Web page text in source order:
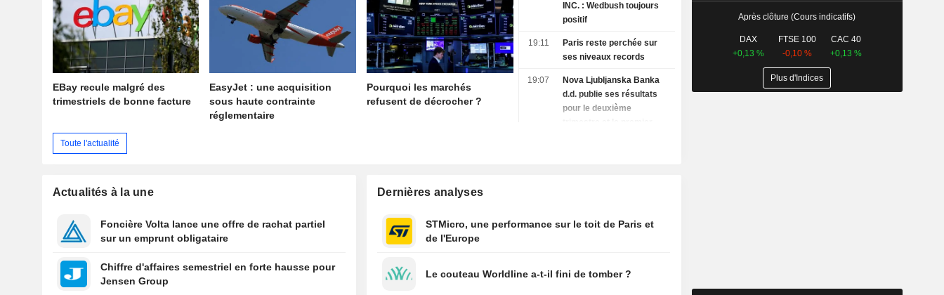
EBay recule malgré des
trimestriels de bonne facture
EasyJet : une acquisition
sous haute contrainte
réglementaire
Pourquoi les marchés
refusent de décrocher ?
INC. : Wedbush toujours
positif
19:11
Paris reste perchée sur
ses niveaux records
19:07
Nova Ljubljanska Banka
d.d. publie ses résultats
pour le deuxième
Toute l'actualité
Actualités à la une
Foncière Volta lance une offre de rachat partiel
sur un emprunt obligataire
Chiffre d'affaires semestriel en forte hausse pour
Jensen Group
Dernières analyses
STMicro, une performance sur le toit de Paris et
de l'Europe
Le couteau Worldline a-t-il fini de tomber ?
Après clôture (Cours indicatifs)
DAX
+0,13 %
FTSE 100
-0,10 %
CAC 40
+0,13 %
Plus d'Indices